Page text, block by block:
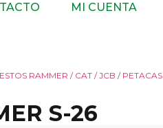
MI CUENTA
RAMMER / CAT / JCB / PETACAS
S-26